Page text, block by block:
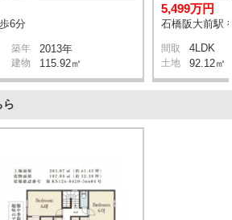
6分
築年 2013年
建物 115.92㎡
5,499万円
石橋阪大前駅
間取 4LDK
土地 92.12㎡
ら